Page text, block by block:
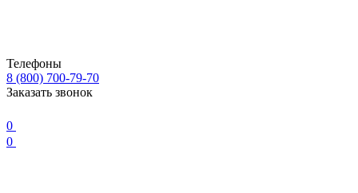
Телефоны
8 (800) 700-79-70
Заказать звонок
0
0